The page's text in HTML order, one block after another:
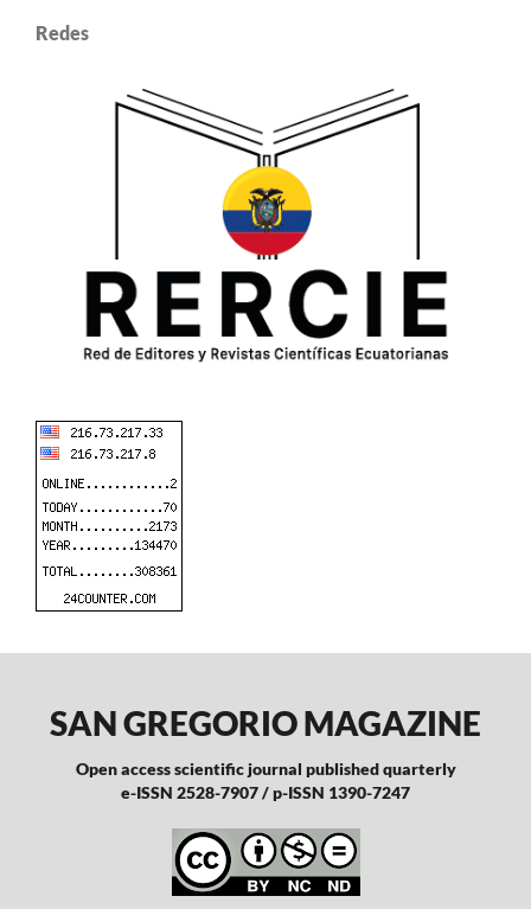
Redes
SAN GREGORIO MAGAZINE
Open access scientific journal published quarterly
e-ISSN 2528-7907 / p-ISSN 1390-7247